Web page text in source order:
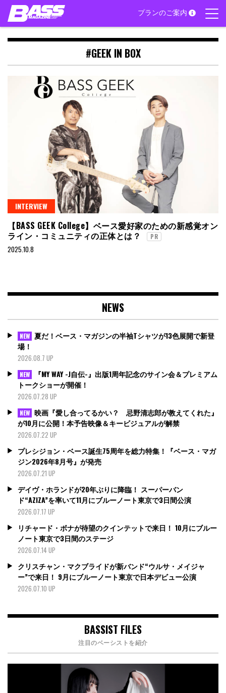
Skip
content
プランのご案内
#GEEK IN BOX
INTERVIEW
【BASS GEEK College】ベース愛好家のための新感覚オン
ライン・コミュニティの正体とは？
PR
2025.10.8
NEWS
NEW 夏だ！ベース・マガジンの半袖Tシャツが13色展開で新登
場！
2026.08.7 UP
NEW
『MY WAY -J自伝-』出版1周年記念のサイン会＆プレミアム
トークショーが開催！
2026.07.28 UP
NEW 映画『愛し合ってるかい？ 忌野清志郎が教えてくれた』
が10月に公開！本予告映像＆キービジュアルが解禁
2026.07.22 UP
プレシジョン・ベース誕生75周年を総力特集！『ベース・マガ
ジン2026年8月号』が発売
2026.07.21 UP
デイヴ・ホランドが20年ぶりに降臨！ スーパーバン
ド“AZIZA”を率いて11月にブルーノート東京で3日間公演
2026.07.17 UP
リチャード・ボナが待望のクインテットで来日！ 10月にブルー
ノート東京で3日間のステージ
2026.07.14 UP
クリスチャン・マクブライドが新バンド“ウルサ・メイジャ
ー”で来日！ 9月にブルーノート東京で日本デビュー公演
2026.07.10 UP
BASSIST FILES
注目のベーシストを紹介